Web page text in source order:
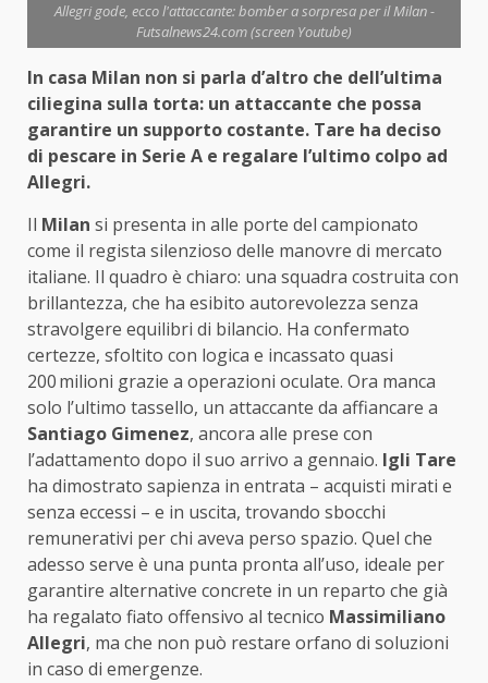
Allegri gode, ecco l'attaccante: bomber a sorpresa per il Milan -
Futsalnews24.com (screen Youtube)
In casa Milan non si parla d’altro che dell’ultima
ciliegina sulla torta: un attaccante che possa
garantire un supporto costante. Tare ha deciso
di pescare in Serie A e regalare l’ultimo colpo ad
Allegri.
Il Milan si presenta in alle porte del campionato
come il regista silenzioso delle manovre di mercato
italiane. Il quadro è chiaro: una squadra costruita con
brillantezza, che ha esibito autorevolezza senza
stravolgere equilibri di bilancio. Ha confermato
certezze, sfoltito con logica e incassato quasi
200milioni grazie a operazioni oculate. Ora manca
solo l’ultimo tassello, un attaccante da affiancare a
Santiago Gimenez, ancora alle prese con
l’adattamento dopo il suo arrivo a gennaio. Igli Tare
ha dimostrato sapienza in entrata – acquisti mirati e
senza eccessi – e in uscita, trovando sbocchi
remunerativi per chi aveva perso spazio. Quel che
adesso serve è una punta pronta all’uso, ideale per
garantire alternative concrete in un reparto che già
ha regalato fiato offensivo al tecnico Massimiliano
Allegri, ma che non può restare orfano di soluzioni
in caso di emergenze.